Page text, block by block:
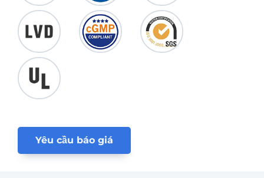
Yêu cầu báo giá